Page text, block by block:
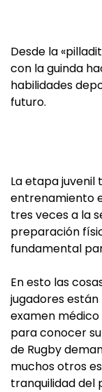
Desde la
con la guinda
habilidades
futuro.
La etapa juvenil
entrenamiento
tres veces a la
preparación
fundamental
En esto las
jugadores
examen
para conocer
de Rugby
muchos otros
tranquilidad del